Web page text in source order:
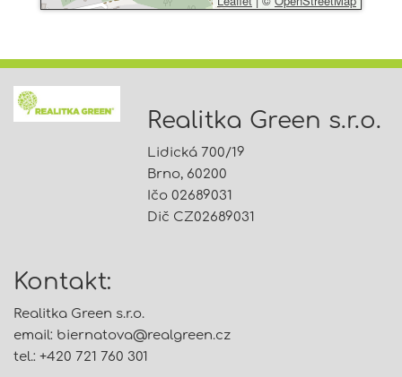
Realitka Green s.r.o.
Lidická 700/19
Brno, 60200
Ičo 02689031
Dič CZ02689031
Kontakt:
Realitka Green s.r.o.
email: biernatova@realgreen.cz
tel.: +420 721 760 301